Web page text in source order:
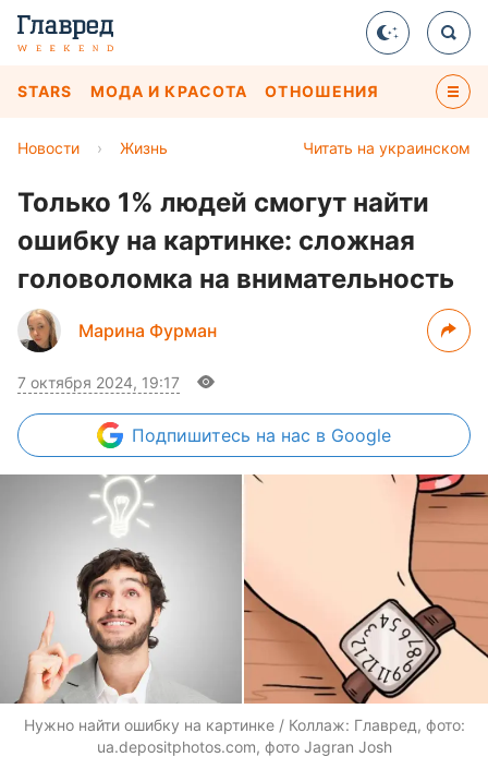
STARS МОДА И КРАСОТА ОТНОШЕНИЯ
Читать на украинском
Новости › Жизнь
Только 1% людей смогут найти
ошибку на картинке: сложная
головоломка на внимательность
Марина Фурман
7 октября 2024, 19:17
Подпишитесь на нас в Google
Нужно найти ошибку на картинке / Коллаж: Главред, фото:
ua.depositphotos.com, фото Jagran Josh